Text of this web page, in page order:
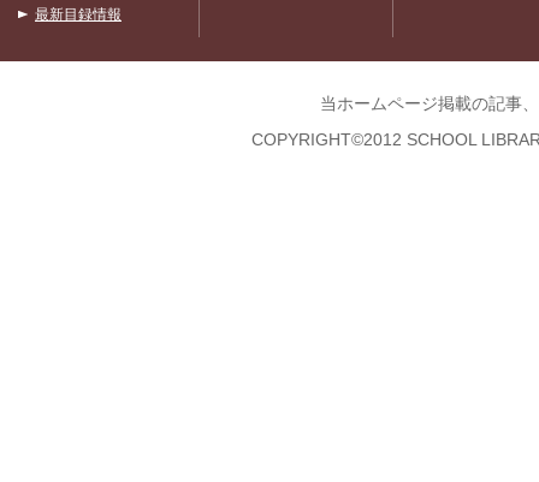
最新目録情報
当ホームページ掲載の記事
COPYRIGHT©2012 SCHOOL